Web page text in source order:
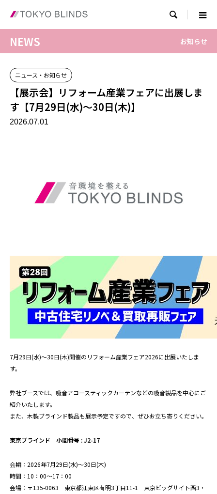

NEWS お知らせ
ニュース・お知らせ
【展示会】リフォーム産業フェアに出展しま
す【7月29日(水)～30日(木)】
2026.07.01
7月29日(水)～30日(木)開催のリフォーム産業フェア2026に出展いたしま
す。
弊社ブースでは、吸音アコースティックカーテンなどの吸音製品を中心にご
紹介いたします。
また、木製ブラインド製品も展示予定ですので、ぜひお立ち寄りください。
東京ブラインド 小間番号 : J2-17
会期：2026年7月29日(水)～30日(木)
時間：10：00～17：00
会場：〒135-0063 東京都江東区有明3丁目11-1 東京ビッグサイト西3・